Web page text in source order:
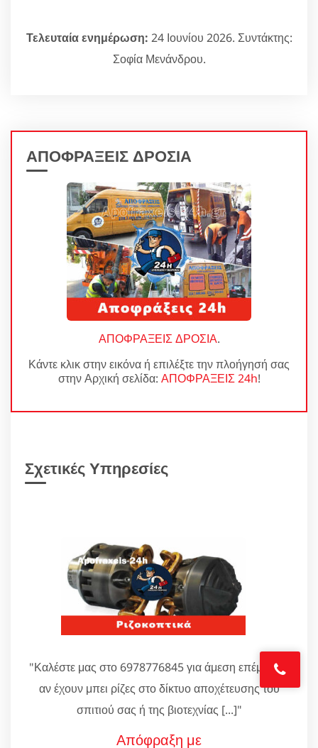
Τελευταία ενημέρωση: 24 Ιουνίου 2026. Συντάκτης:
Σοφία Μενάνδρου.
ΑΠΟΦΡΑΞΕΙΣ ΔΡΟΣΙΑ
ΑΠΟΦΡΑΞΕΙΣ ΔΡΟΣΙΑ.
Κάντε κλικ στην εικόνα ή επιλέξτε την πλοήγησή σας
στην Αρχική σελίδα: ΑΠΟΦΡΑΞΕΙΣ 24h!
Σχετικές Υπηρεσίες
"Καλέστε μας στο 6978776845 για άμεση επέμβαση
αν έχουν μπει ρίζες στο δίκτυο αποχέτευσης του
σπιτιού σας ή της βιοτεχνίας [...]"
Απόφραξη με